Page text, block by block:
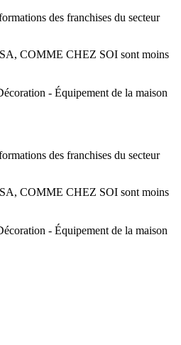
des franchises du secteur
COMME CHEZ SOI sont moins
- Équipement de la maison
des franchises du secteur
COMME CHEZ SOI sont moins
- Équipement de la maison